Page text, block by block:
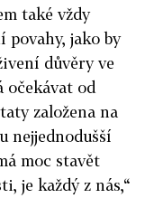
také vždy
povahy, jako by
důvěry ve
očekávat od
založena na
nejjednodušší
moc stavět
je každý z nás,“